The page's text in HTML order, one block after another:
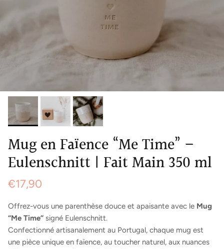
Mug en Faïence “Me Time” –
Eulenschnitt | Fait Main 350 ml
€17,90
Offrez-vous une parenthèse douce et apaisante avec le Mug
“Me Time” signé Eulenschnitt.
Confectionné artisanalement au Portugal, chaque mug est
une pièce unique en faïence, au toucher naturel, aux nuances